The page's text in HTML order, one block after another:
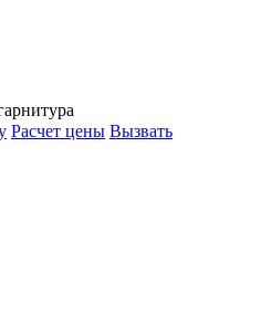
Расчет цены Вызвать